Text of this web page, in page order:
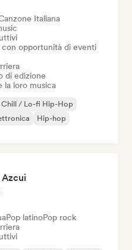
Italiana
opportunità di eventi
di edizione
la loro musica
Chill / Lo-fi Hip-Hop
Hip-hop
Pop latinoPop rock